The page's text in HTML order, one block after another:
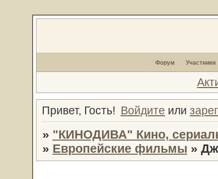
Форум Участники
Привет, Гость! Войдите или
» "КИНОДИВА" Кино,
» Европейские фильмы »